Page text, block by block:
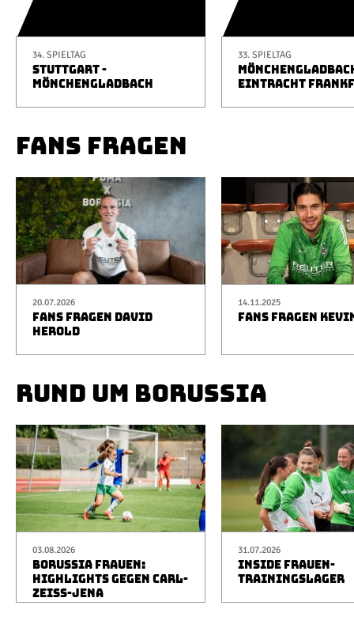
34. SPIELTAG
STUTTGART -
MÖNCHENGLADBACH
33. SPIELTAG
EINTRACHT
FANS FRAGEN
20.07.2026
FANS FRAGEN DAVID
HEROLD
14.11.2025
FANS FRAGEN
RUND UM BORUSSIA
03.08.2026
BORUSSIA FRAUEN:
HIGHLIGHTS GEGEN CARL-
ZEISS-JENA
31.07.2026
INSIDE FRAUEN-
TRAININGSLAGER